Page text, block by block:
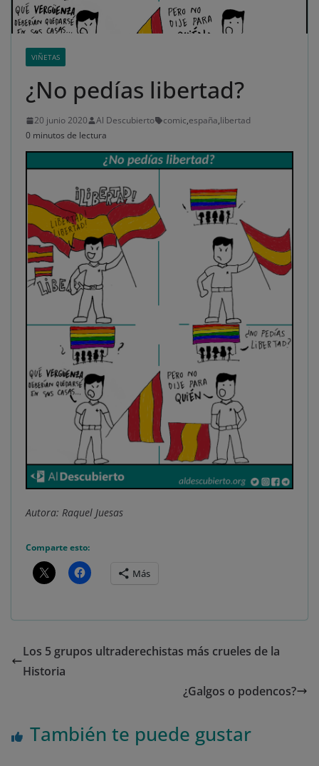
VIÑETAS
¿No pedías libertad?
20 junio 2020 Al Descubierto comic,españa,libertad
0 minutos de lectura
Autora: Raquel Juesas
Comparte esto:
Más
Los 5 grupos ultraderechistas más crueles de la
Historia
¿Galgos o podencos?
También te puede gustar